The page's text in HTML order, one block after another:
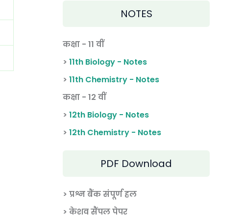
NOTES
कक्षा - 11 वीं
> 11th Biology - Notes
> 11th Chemistry - Notes
कक्षा - 12 वीं
> 12th Biology - Notes
> 12th Chemistry - Notes
PDF Download
> प्रश्न बैंक संपूर्ण हल
> केशव सैंपल पेपर